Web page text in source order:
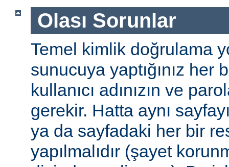
Olası Sorunlar
Temel kimlik doğrulama
sunucuya yaptığınız her
kullanıcı adınızın ve
gerekir. Hatta aynı
ya da sayfadaki her bir
yapılmalıdır (şayet